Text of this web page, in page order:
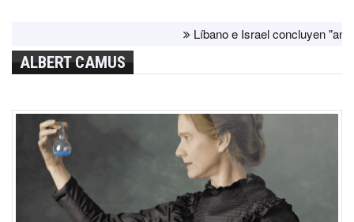
Líbano e Israel concluyen "antes
ALBERT CAMUS